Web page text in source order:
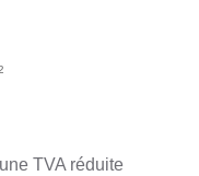
TVA réduite